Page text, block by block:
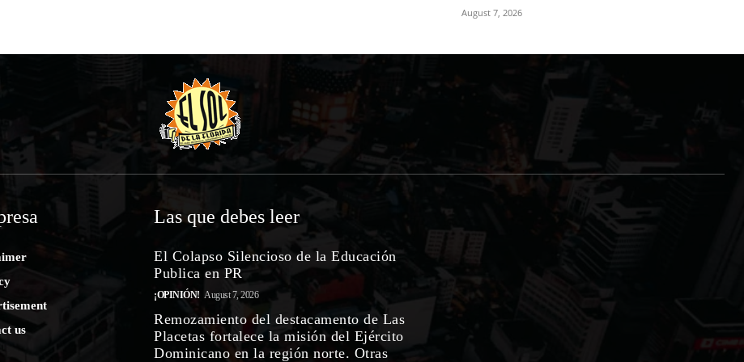
August 7, 2026
us
Las que debes leer
El Colapso Silencioso de la Educación
Publica en PR
¡OPINIÓN! August 7, 2026
Remozamiento del destacamento de Las
Placetas fortalece la misión del Ejército
Dominicano en la región norte. Otras